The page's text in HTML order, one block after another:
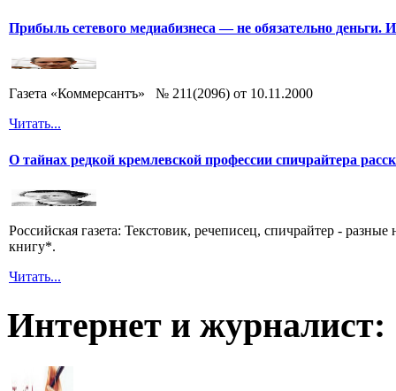
Прибыль сетевого медиабизнеса — не обязательно деньги.
Газета «Коммерсантъ» № 211(2096) от 10.11.2000
Читать...
О тайнах редкой кремлевской профессии спичрайтера
Российская газета: Текстовик, речеписец, спичрайтер -
книгу*.
Читать...
Интернет и журналист: